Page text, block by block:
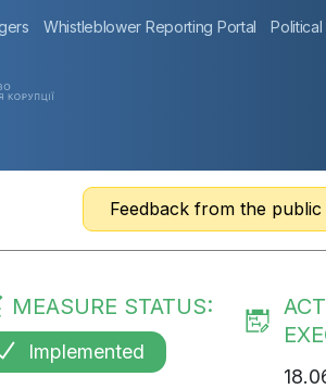
Whistleblower Reporting Portal
Feedback from the public
MEASURE STATUS:
Implemented